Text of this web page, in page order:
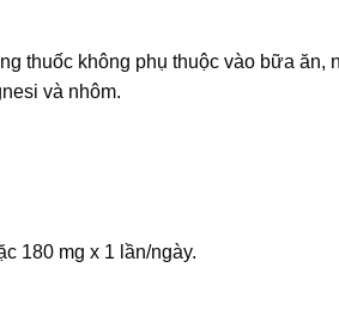
thuốc không phụ thuộc vào bữa ăn,
và nhôm.
180 mg x 1 lần/ngày.